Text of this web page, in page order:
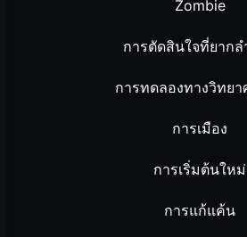
Zombie
การตัดสินใจที่ยากล
การทดลองทางวิทยา
การเมือง
การเริ่มต้นใหม่
การแก้แค้น